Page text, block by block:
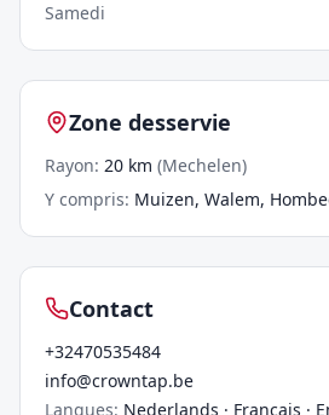
Samedi
Zone desservie
Rayon: 20 km (Mechelen)
Y compris: Muizen, Walem,
Contact
+32470535484
info@crowntap.be
Langues: Nederlands · Français ·